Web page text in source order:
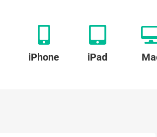
iPhone iPad